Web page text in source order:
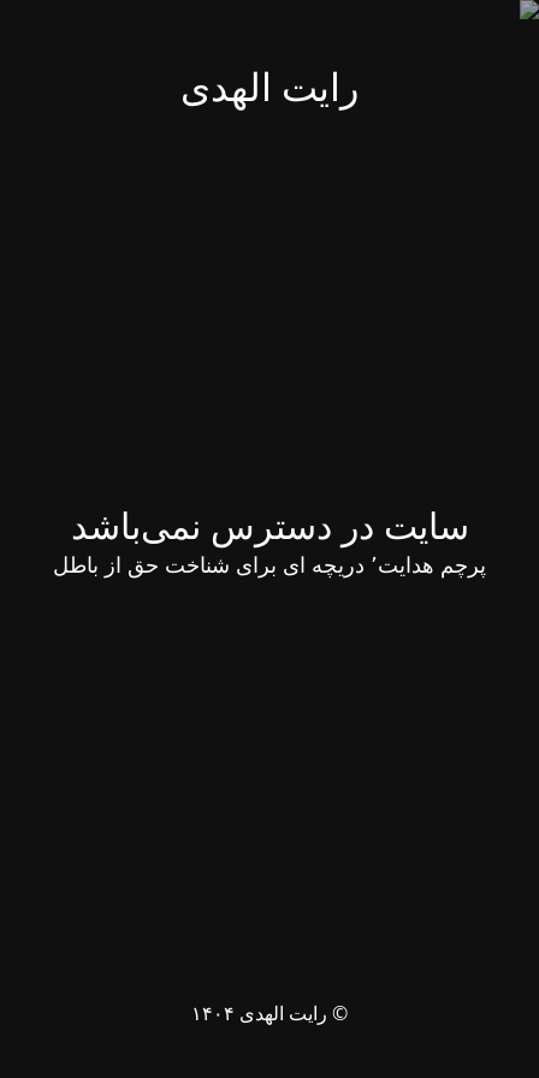
رایت الهدی
سایت در دسترس نمی‌باشد
پرچم هدایت٬ دریچه ای برای شناخت حق از باطل
© رایت الهدی ۱۴۰۴